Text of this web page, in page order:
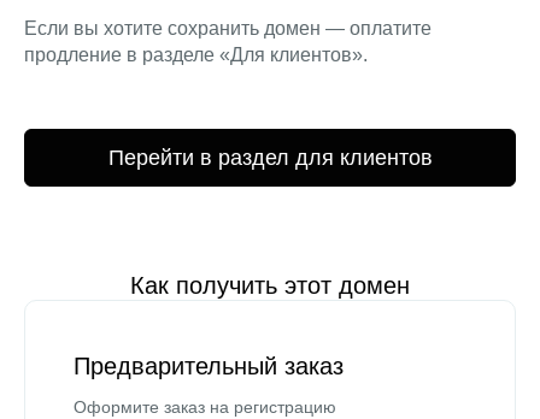
Если вы хотите сохранить домен — оплатите
продление в разделе «Для клиентов».
Перейти в раздел для клиентов
Как получить этот домен
Предварительный заказ
Оформите заказ на регистрацию